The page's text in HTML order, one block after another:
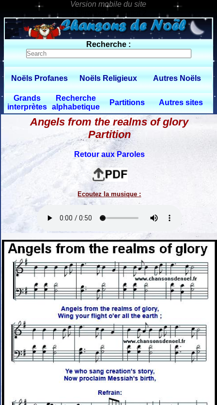
0 $limitbot 1 $limittot 2
Recherche :
Noëls Profanes Noëls Religieux Autres Noëls
Grands
interprètes
Recherche
alphabetique
Partitions Autres sites
Angels from the realms of glory
Partition
Retour aux Paroles
Ecoutez la musique :